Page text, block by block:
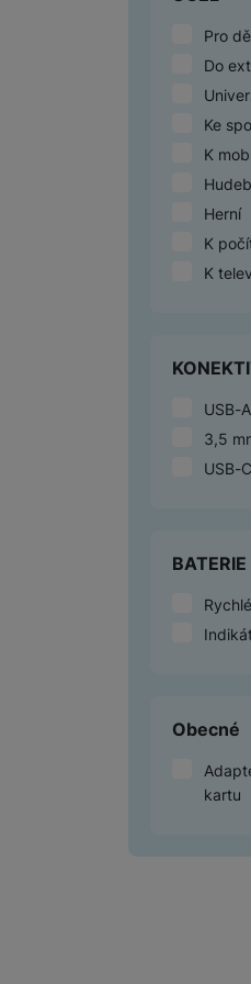
Pro
Do
Ke
K
Herní
K
K
USB-A
3,5
USB-C
BATERIE
Obecné
kartu